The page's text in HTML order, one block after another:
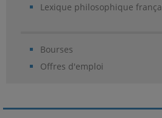
Lexique philosophique
Bourses
Offres d'emploi